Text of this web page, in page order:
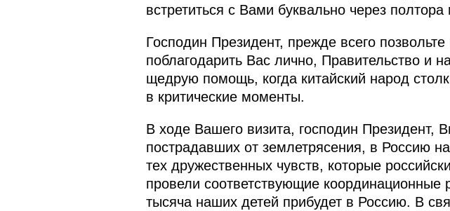
встретиться с Вами буквально через полтора
Господин Президент, прежде всего
поблагодарить Вас лично, Правительство и
щедрую помощь, когда китайский народ
в критические моменты.
В ходе Вашего визита, господин Президент,
пострадавших от землетрясения, в Россию
тех дружественных чувств, которые
провели соответствующие
тысяча наших детей прибудет в Россию. В